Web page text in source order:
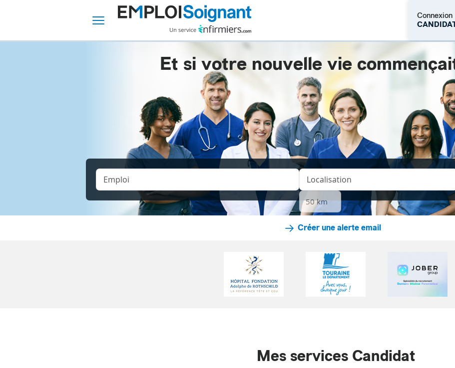
Connexion
M'inscrire
Et si votre nouvelle vie
Créer une alerte email
Mes services Candidat